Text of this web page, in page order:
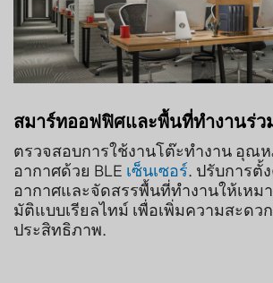
สมาร์ทออฟฟิศและพื้นที่ทำงานร่ว
ตรวจสอบการใช้งานโต๊ะทำงาน อุ
อากาศด้วย BLE เซ็นเซอร์. ปรับการตั้
อากาศและจัดสรรพื้นที่ทำงานให้เหม
มัติแบบเรียลไทม์ เพื่อเพิ่มความสะดว
ประสิทธิภาพ.